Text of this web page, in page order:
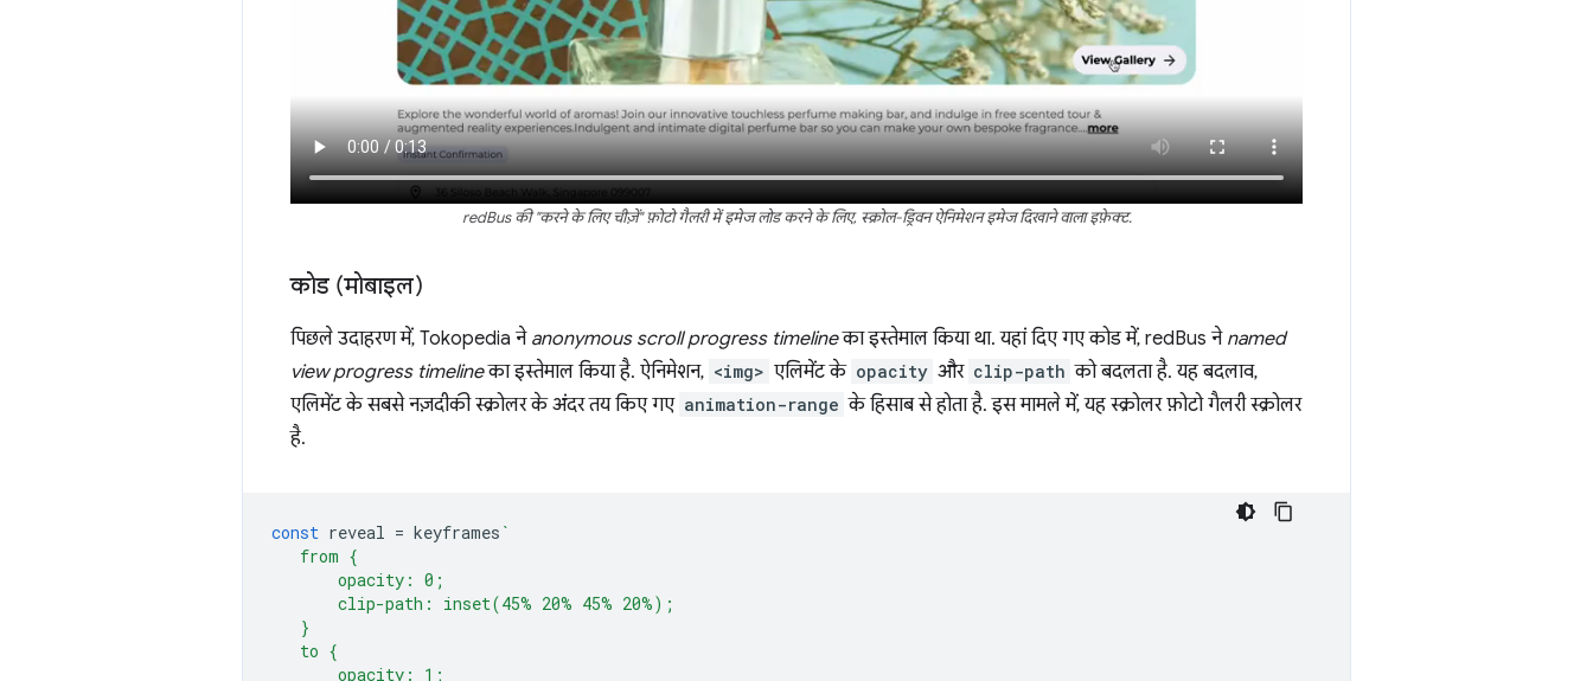
redBus की "करने के लिए चीज़ें" फ़ोटो गैलरी में इमेज लोड करने के लिए, स्क्रोल-ड्रिवन ऐनिमेशन इमेज दिखाने वाला इफ़ेक्ट.
कोड (मोबाइल)
पिछले उदाहरण में, Tokopedia ने anonymous scroll progress timelineका इस्तेमाल किया था. यहां दिए गए कोड में, redBus ने named
view progress timelineका इस्तेमाल किया है. ऐनिमेशन, <img> एलिमेंट के opacity और clip-path को बदलता है. यह बदलाव,
एलिमेंट के सबसे नज़दीकी स्क्रोलर के अंदर तय किए गए animation-range के हिसाब से होता है. इस मामले में, यह स्क्रोलर फ़ोटो गैलरी स्क्रोलर
है.
const reveal = keyframes `
   from {
       opacity: 0;
       clip-path: inset(45% 20% 45% 20%);
   }
   to {
       opacity: 1;